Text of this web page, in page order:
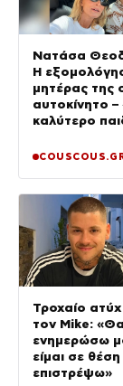
Νατάσα
Η
μητέρας της
αυτοκίνητο
καλύτερο
Τροχαίο
τον Mike:
ενημερώσω
είμαι σε
επιστρέψω»